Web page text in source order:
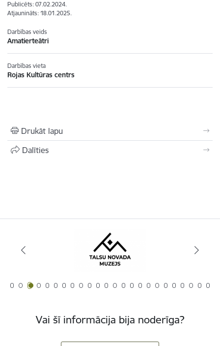
Publicēts: 07.02.2024.
Atjaunināts: 18.01.2025.
Darbības veids
Amatierteātri
Darbības vieta
Rojas Kultūras centrs
Drukāt lapu
Dalīties
Vai šī informācija bija noderīga?